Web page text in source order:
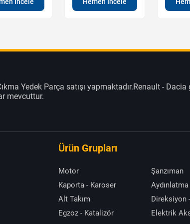
İncele Hemen İncele
Yedek Parça satışı yapmaktadır.Renault -
mevcuttur.
Ürün Grupları
Motor
Şanzıman
Kaporta - Karoser
Aydınlatma
Alt Takım
Direksiyon
Egzoz - Katalizör
Elektrik